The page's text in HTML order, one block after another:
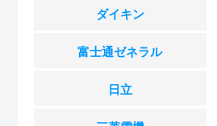
ダイキン
富士通ゼネラル
日立